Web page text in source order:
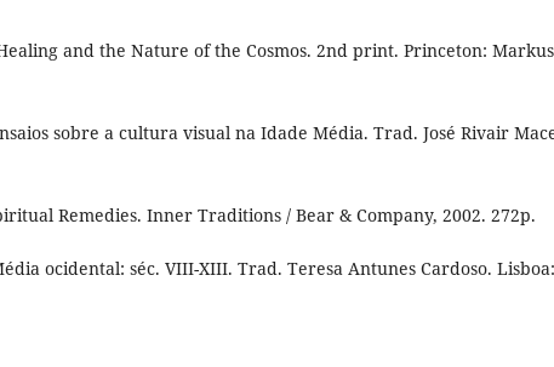
and the Nature of the Cosmos. 2nd print. Princeton: Markus
sobre a cultura visual na Idade Média. Trad. José Rivair
Remedies. Inner Traditions / Bear & Company, 2002. 272p.
ocidental: séc. VIII-XIII. Trad. Teresa Antunes Cardoso. Lisboa: